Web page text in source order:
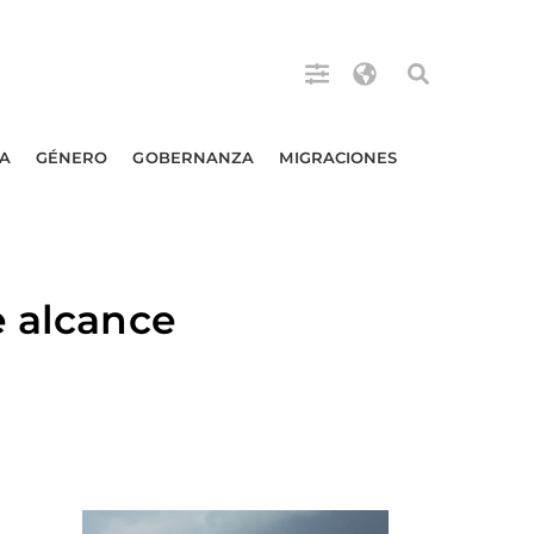
GÉNERO GOBERNANZA MIGRACIONES
alcance